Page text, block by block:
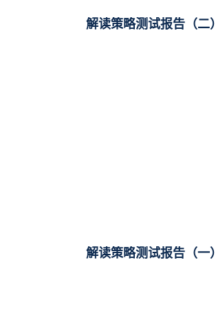
解读策略测试报告（二）
解读策略测试报告（一）